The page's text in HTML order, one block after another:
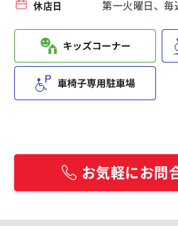
休店日 第一火曜日、毎
お気軽にお問